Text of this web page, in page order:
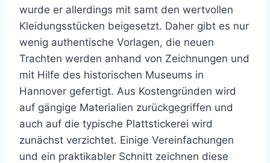
wurde er allerdings mit samt den wertvollen
Kleidungsstücken beigesetzt. Daher gibt es nur
wenig authentische Vorlagen, die neuen
Trachten werden anhand von Zeichnungen und
mit Hilfe des historischen Museums in
Hannover gefertigt. Aus Kostengründen wird
auf gängige Materialien zurückgegriffen und
auch auf die typische Plattstickerei wird
zunächst verzichtet. Einige Vereinfachungen
und ein praktikabler Schnitt zeichnen diese